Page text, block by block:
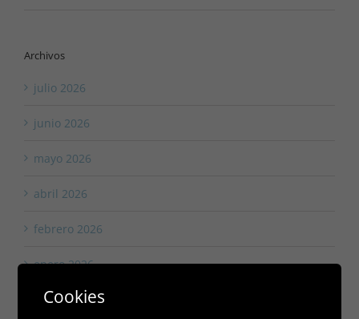
Archivos
julio 2026
junio 2026
mayo 2026
abril 2026
febrero 2026
enero 2026
noviembre 2025
Cookies